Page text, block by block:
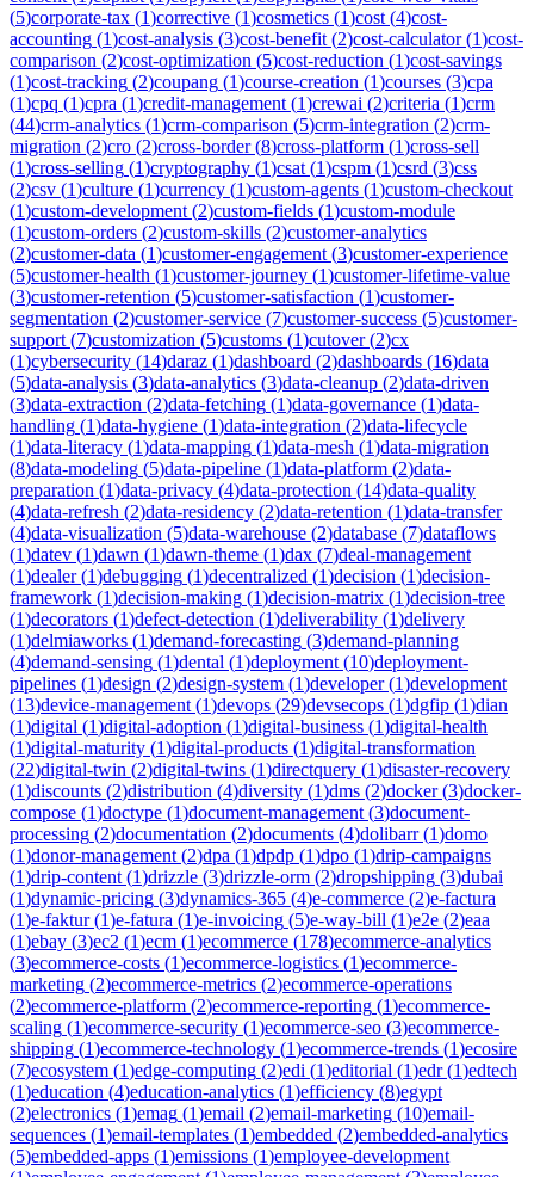
(5)corporate-tax (1)corrective (1)cosmetics (1)cost (4)cost-
accounting (1)cost-analysis (3)cost-benefit (2)cost-calculator(1)cost-
comparison (2)cost-optimization (5)cost-reduction (1)cost-savings
(1)cost-tracking (2)coupang (1)course-creation (1)courses (3)cpa
(1)cpq (1)cpra (1)credit-management (1)crewai (2)criteria (1)crm
(44)crm-analytics (1)crm-comparison (5)crm-integration (2)crm-
migration (2)cro (2)cross-border(8)cross-platform (1)cross-sell
(1)cross-selling (1)cryptography (1)csat (1)cspm (1)csrd (3)css
(2)csv (1)culture (1)currency (1)custom-agents (1)custom-checkout
(1)custom-development (2)custom-fields (1)custom-module
(1)custom-orders (2)custom-skills (2)customer-analytics
(2)customer-data (1)customer-engagement (3)customer-experience
(5)customer-health (1)customer-journey (1)customer-lifetime-value
(3)customer-retention (5)customer-satisfaction (1)customer-
segmentation (2)customer-service (7)customer-success (5)customer-
support (7)customization (5)customs (1)cutover(2)cx
(1)cybersecurity (14)daraz (1)dashboard (2)dashboards (16)data
(5)data-analysis (3)data-analytics (3)data-cleanup (2)data-driven
(3)data-extraction (2)data-fetching (1)data-governance (1)data-
handling (1)data-hygiene (1)data-integration (2)data-lifecycle
(1)data-literacy (1)data-mapping (1)data-mesh (1)data-migration
(8)data-modeling (5)data-pipeline (1)data-platform (2)data-
preparation (1)data-privacy (4)data-protection (14)data-quality
(4)data-refresh (2)data-residency (2)data-retention (1)data-transfer
(4)data-visualization (5)data-warehouse (2)database (7)dataflows
(1)datev (1)dawn (1)dawn-theme (1)dax (7)deal-management
(1)dealer(1)debugging (1)decentralized (1)decision (1)decision-
framework (1)decision-making (1)decision-matrix (1)decision-tree
(1)decorators (1)defect-detection (1)deliverability (1)delivery
(1)delmiaworks (1)demand-forecasting (3)demand-planning
(4)demand-sensing (1)dental (1)deployment (10)deployment-
pipelines (1)design (2)design-system (1)developer(1)development
(13)device-management (1)devops (29)devsecops (1)dgfip (1)dian
(1)digital (1)digital-adoption (1)digital-business (1)digital-health
(1)digital-maturity (1)digital-products (1)digital-transformation
(22)digital-twin (2)digital-twins (1)directquery (1)disaster-recovery
(1)discounts (2)distribution (4)diversity (1)dms (2)docker(3)docker-
compose (1)doctype (1)document-management (3)document-
processing (2)documentation (2)documents (4)dolibarr(1)domo
(1)donor-management (2)dpa (1)dpdp (1)dpo (1)drip-campaigns
(1)drip-content (1)drizzle (3)drizzle-orm (2)dropshipping (3)dubai
(1)dynamic-pricing (3)dynamics-365 (4)e-commerce (2)e-factura
(1)e-faktur(1)e-fatura (1)e-invoicing (5)e-way-bill (1)e2e (2)eaa
(1)ebay (3)ec2 (1)ecm (1)ecommerce (178)ecommerce-analytics
(3)ecommerce-costs (1)ecommerce-logistics (1)ecommerce-
marketing (2)ecommerce-metrics (2)ecommerce-operations
(2)ecommerce-platform (2)ecommerce-reporting (1)ecommerce-
scaling (1)ecommerce-security (1)ecommerce-seo (3)ecommerce-
shipping (1)ecommerce-technology (1)ecommerce-trends (1)ecosire
(7)ecosystem (1)edge-computing (2)edi (1)editorial (1)edr(1)edtech
(1)education (4)education-analytics (1)efficiency (8)egypt
(2)electronics (1)emag (1)email (2)email-marketing (10)email-
sequences (1)email-templates (1)embedded (2)embedded-analytics
(5)embedded-apps (1)emissions (1)employee-development